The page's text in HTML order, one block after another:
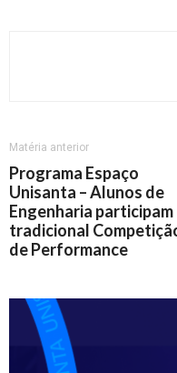
Matéria anterior
Programa Espaço
Unisanta – Alunos de
Engenharia participam
tradicional
de Performance